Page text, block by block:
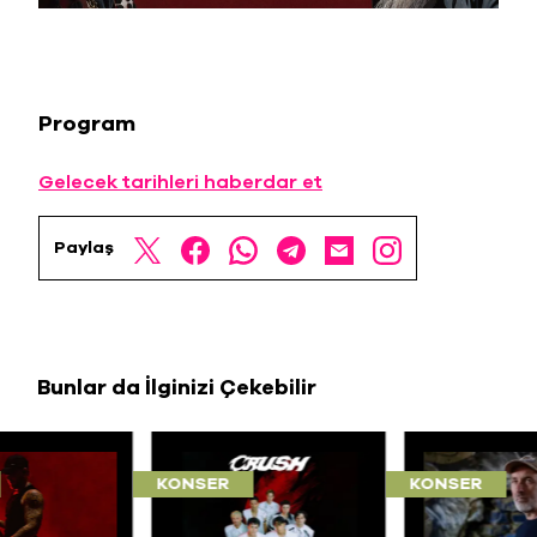
Program
Gelecek tarihleri haberdar et
Paylaş
Bunlar da İlginizi Çekebilir
KONSER KONSER